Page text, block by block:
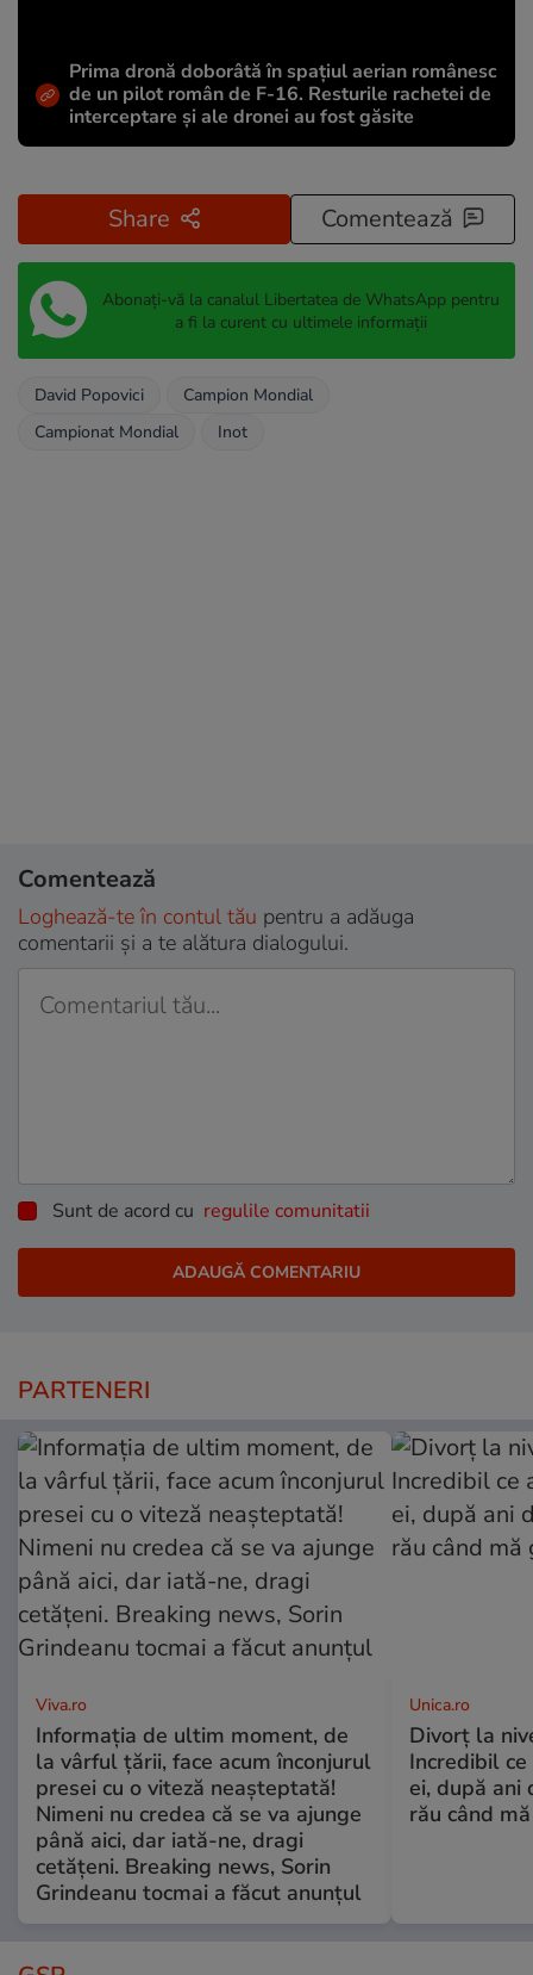
Prima dronă doborâtă în spațiul aerian românesc
de un pilot român de F-16. Resturile rachetei de
interceptare și ale dronei au fost găsite
Share Comentează
Abonați-vă la canalul Libertatea de WhatsApp pentru
a fi la curent cu ultimele informații
David Popovici
Campion Mondial
Campionat Mondial
Inot
Comentează
Loghează-te în contul tău pentru a adăuga
comentarii și a te alătura dialogului.
Sunt de acord cu regulile comunitatii
PARTENERI
Viva.ro
Informația de ultim moment, de
la vârful țării, face acum înconjurul
presei cu o viteză neașteptată!
Nimeni nu credea că se va ajunge
până aici, dar iată-ne, dragi
cetățeni. Breaking news, Sorin
Grindeanu tocmai a făcut anunțul
Unica.ro
Divorț la
Incredibil
ei, după ani
rău când